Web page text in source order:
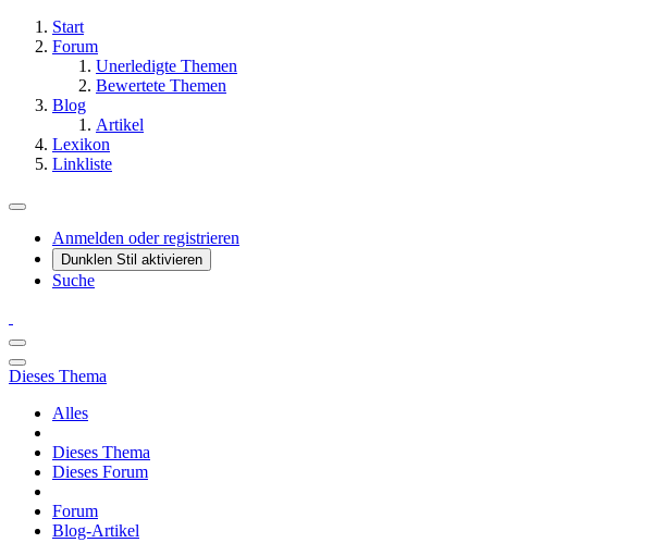
Start
Forum
Unerledigte Themen
Bewertete Themen
Blog
Artikel
Lexikon
Linkliste
Anmelden oder registrieren
Dunklen Stil aktivieren
Suche
Dieses Thema
Alles
Dieses Thema
Dieses Forum
Forum
Blog-Artikel